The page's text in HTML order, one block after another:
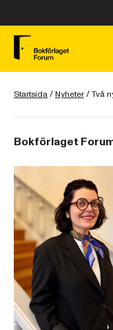
Startsida/Nyheter/Två
Bokförlaget